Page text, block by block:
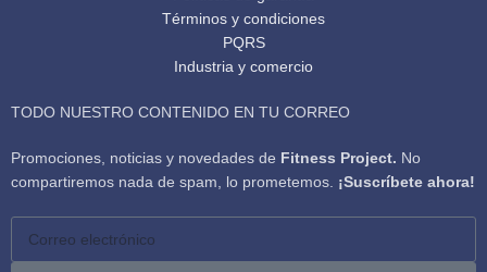
Términos y condiciones
PQRS
Industria y comercio
TODO NUESTRO CONTENIDO EN TU CORREO
Promociones, noticias y novedades de Fitness Project. No
compartiremos nada de spam, lo prometemos. ¡Suscríbete ahora!